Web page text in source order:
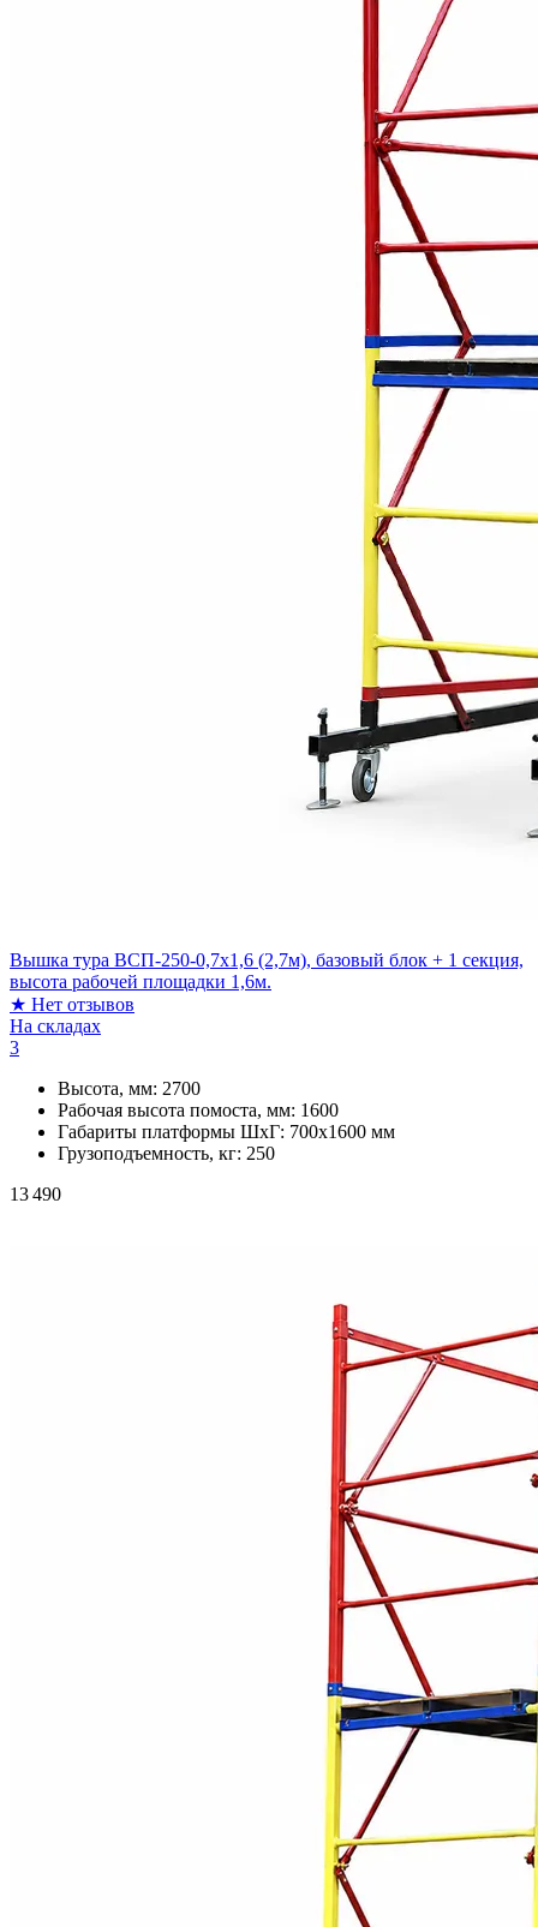
Вышка тура ВСП-250-0,7х1,6 (2,7м), базовый блок + 1 секция,
высота рабочей площадки 1,6м.
★ Нет отзывов
На складах
3
Высота, мм: 2700
Рабочая высота помоста, мм: 1600
Габариты платформы ШxГ: 700х1600 мм
Грузоподъемность, кг: 250
13 490